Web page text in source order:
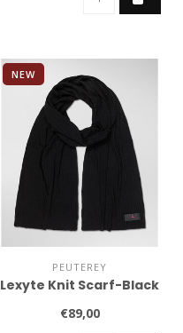
NEW
PEUTEREY
Lexyte Knit Scarf-Black
€89,00